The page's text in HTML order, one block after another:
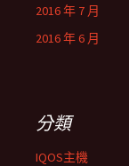
2016 年 7 月
2016 年 6 月
分類
IQOS主機